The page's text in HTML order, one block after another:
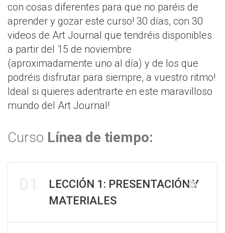
con cosas diferentes para que no paréis de
aprender y gozar este curso! 30 días, con 30
videos de Art Journal que tendréis disponibles
a partir del 15 de noviembre
(aproximadamente uno al día) y de los que
podréis disfrutar para siempre, a vuestro ritmo!
Ideal si quieres adentrarte en este maravilloso
mundo del Art Journal!
Curso Línea de tiempo:
LECCIÓN 1: PRESENTACIÓN Y
MATERIALES